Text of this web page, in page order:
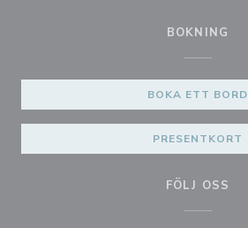
BOKNING
BOKA ETT BORD
PRESENTKORT
FÖLJ OSS